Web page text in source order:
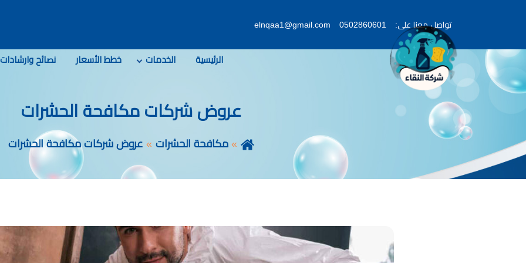
تواصل معنا على: 0502860601
elnqaa1@gmail.com
الرئيسية الخدمات خطط الأسعار نصائح وارشادات
عروض شركات مكافحة الحشرات
مكافحة الحشرات عروض شركات مكافحة الحشرات